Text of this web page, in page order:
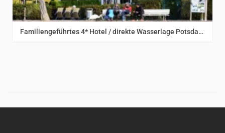
Potsdam & Umgebung Familiengeführtes 4* Hotel / direkte Wasserlage Potsdam/Berlin